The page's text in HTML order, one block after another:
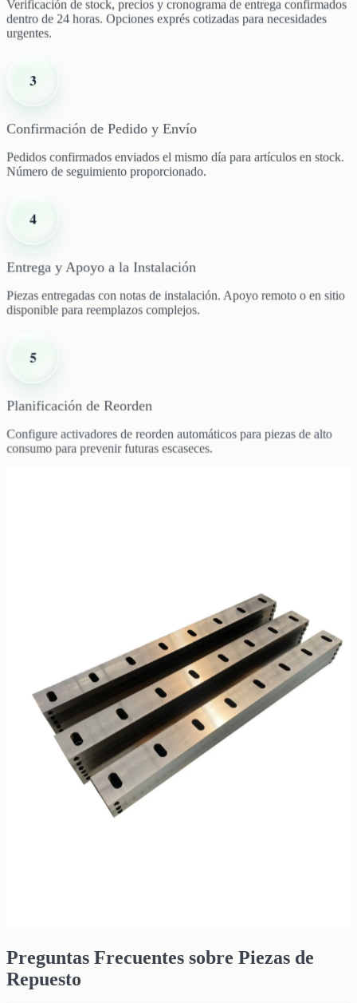
Verificación de stock, precios y cronograma de entrega confirmados
dentro de 24 horas. Opciones exprés cotizadas para necesidades
urgentes.
3
Confirmación de Pedido y Envío
Pedidos confirmados enviados el mismo día para artículos en stock.
Número de seguimiento proporcionado.
4
Entrega y Apoyo a la Instalación
Piezas entregadas con notas de instalación. Apoyo remoto o en sitio
disponible para reemplazos complejos.
5
Planificación de Reorden
Configure activadores de reorden automáticos para piezas de alto
consumo para prevenir futuras escaseces.
Preguntas Frecuentes sobre Piezas de
Repuesto